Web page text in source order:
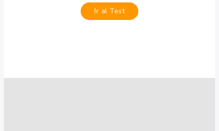
Ir al Test